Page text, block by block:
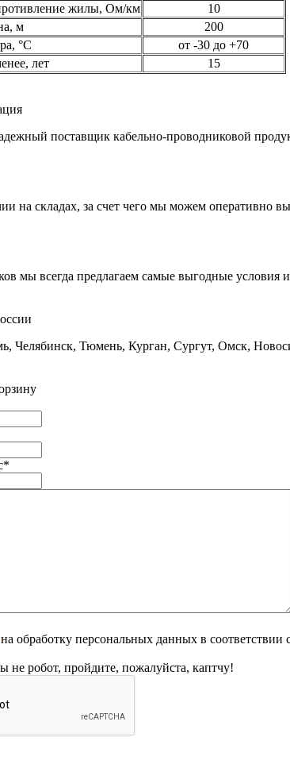
жилы, Ом/км
10
м
200
°С
от -30 до +70
лет
15
поставщик кабельно-проводниковой
на складах, за счет чего мы можем оперативно
мы всегда предлагаем самые выгодные условия
Челябинск, Тюмень, Курган, Сургут, Омск,
*
на обработку персональных данных в соответствии
не робот, пройдите, пожалуйста, каптчу!